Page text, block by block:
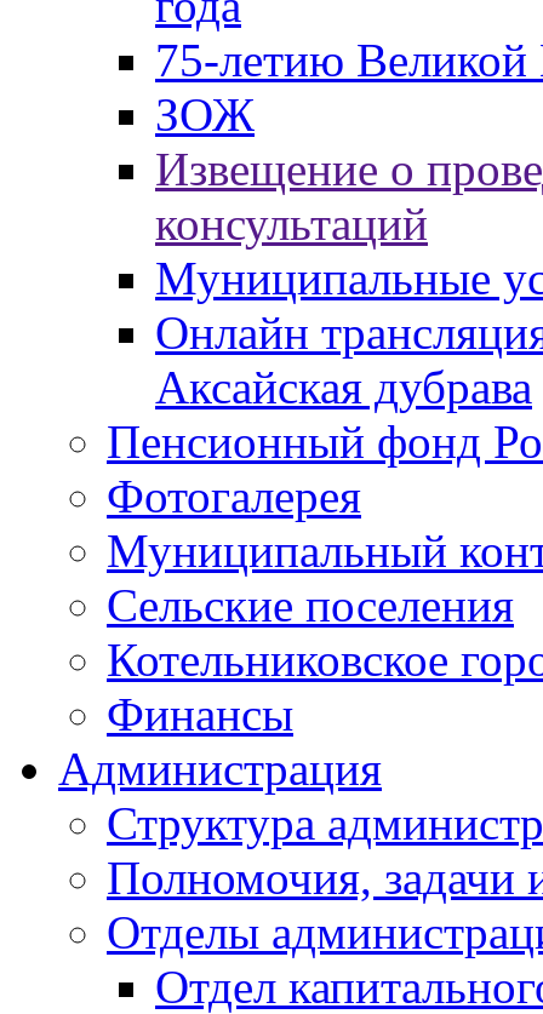
75-летию
ЗОЖ
Извещение о
консультаций
Муниципальные
Онлайн
Аксайская дубрава
Пенсионный фонд
Фотогалерея
Муниципальный
Сельские поселения
Котельниковское
Финансы
Администрация
Структура
Полномочия, задачи
Отделы
Отдел